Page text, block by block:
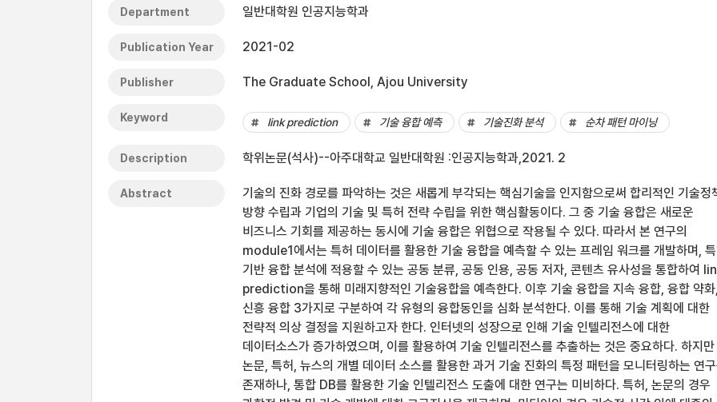
Department 일반대학원 인공지능학과
Publication Year 2021-02
Publisher The Graduate School, Ajou University
Keyword link prediction 기술 융합 예측 기술진화 분석 순차 패턴 마이닝
Description 학위논문(석사)--아주대학교 일반대학원 :인공지능학과,2021. 2
Abstract
기술의 진화 경로를 파악하는 것은 새롭게 부각되는 핵심기술을 인지함으로써 합리적인 기술정
방향 수립과 기업의 기술 및 특허 전략 수립을 위한 핵심활동이다. 그 중 기술 융합은 새로운
비즈니스 기회를 제공하는 동시에 기술 융합은 위협으로 작용될 수 있다. 따라서 본 연구의
module1에서는 특허 데이터를 활용한 기술 융합을 예측할 수 있는 프레임 워크를 개발하며, 특
기반 융합 분석에 적용할 수 있는 공동 분류, 공동 인용, 공동 저자, 콘텐츠 유사성을 통합하여
prediction을 통해 미래지향적인 기술융합을 예측한다. 이후 기술 융합을 지속 융합, 융합 약화,
신흥 융합 3가지로 구분하여 각 유형의 융합동인을 심화 분석한다. 이를 통해 기술 계획에 대한
전략적 의상 결정을 지원하고자 한다. 인터넷의 성장으로 인해 기술 인텔리전스에 대한
데이터소스가 증가하였으며, 이를 활용하여 기술 인텔리전스를 추출하는 것은 중요하다. 하지만
논문, 특허, 뉴스의 개별 데이터 소스를 활용한 과거 기술 진화의 특정 패턴을 모니터링하는 연
존재하나, 통합 DB를 활용한 기술 인텔리전스 도출에 대한 연구는 미비하다. 특허, 논문의 경우